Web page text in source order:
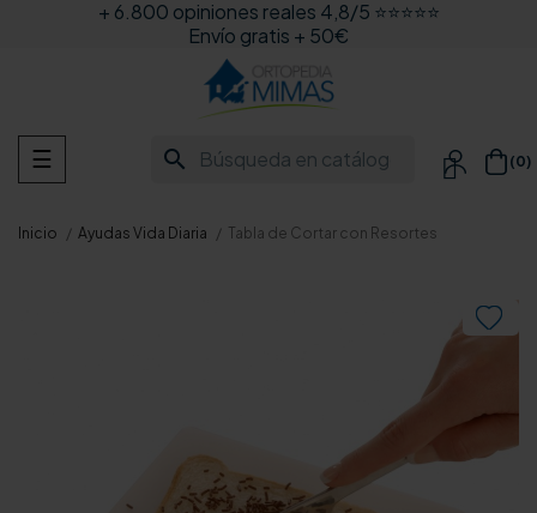
+ 6.800 opiniones reales 4,8/5 ⭐⭐⭐⭐⭐
Envío gratis + 50€
search  (0)
Navegación
de
☰
Inicio Ayudas Vida Diaria Tabla de Cortar con Resortes
